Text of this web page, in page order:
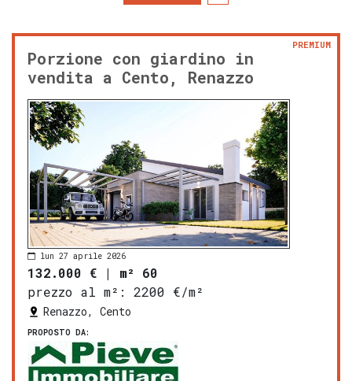
Porzione con giardino in
vendita a Cento, Renazzo
PREMIUM
lun 27 aprile 2026
132.000 € | m² 60
prezzo al m²:
2200 €/m²
Renazzo, Cento
PROPOSTO DA: